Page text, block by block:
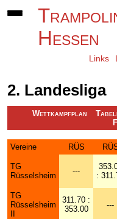
Hessen
Links
2. Landesliga
Wettkampfplan
Vereine RÜS
TG
Rüsselsheim
---
:
TG
Rüsselsheim
311.70 :
353.00
---